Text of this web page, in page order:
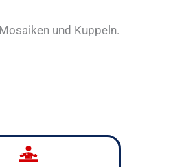
und Kuppeln.